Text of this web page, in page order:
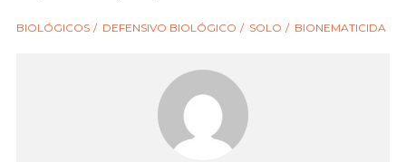
BIOLÓGICOS DEFENSIVO BIOLÓGICO SOLO BIONEMATICIDA